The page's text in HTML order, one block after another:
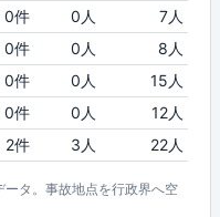
0件 0人
7人
0件 0人
8人
0件 0人
15人
0件 0人
12人
2件 3人 22人
タ。事故地点を行政界へ空